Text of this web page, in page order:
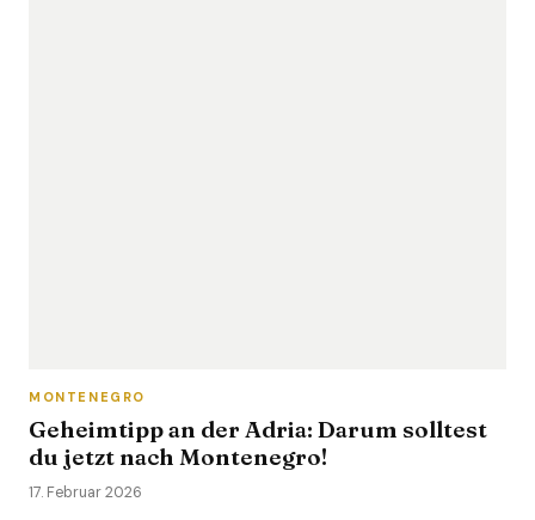
MONTENEGRO
Geheimtipp an der Adria: Darum solltest
du jetzt nach Montenegro!
17. Februar 2026